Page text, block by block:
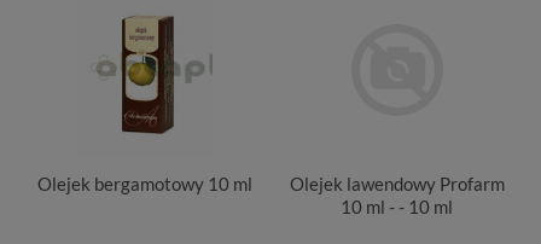
Olejek bergamotowy 10 ml
Olejek lawendowy Profarm
10 ml - - 10 ml